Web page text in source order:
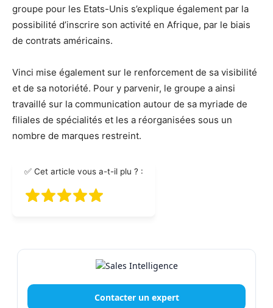
groupe pour les Etats-Unis s’explique également par la
possibilité d’inscrire son activité en Afrique, par le biais
de contrats américains.
Vinci mise également sur le renforcement de sa visibilité
et de sa notoriété. Pour y parvenir, le groupe a ainsi
travaillé sur la communication autour de sa myriade de
filiales de spécialités et les a réorganisées sous un
nombre de marques restreint.
✅ Cet article vous a-t-il plu ? :
Contacter un expert